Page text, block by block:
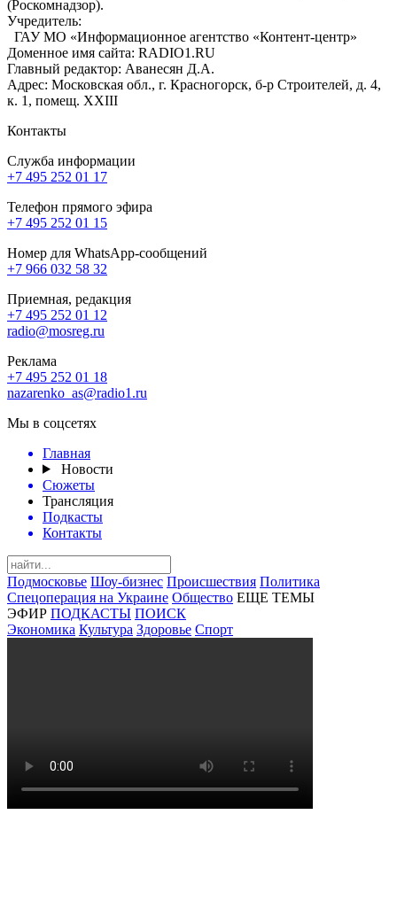
(Роскомнадзор).
Учредитель:
ГАУ МО «Информационное агентство «Контент-центр»
Доменное имя сайта: RADIO1.RU
Главный редактор: Аванесян Д.А.
Адрес: Московская обл., г. Красногорск, б-р Строителей, д. 4,
к. 1, помещ. XXIII
Контакты
Служба информации
+7 495 252 01 17
Телефон прямого эфира
+7 495 252 01 15
Номер для WhatsApp-сообщений
+7 966 032 58 32
Приемная, редакция
+7 495 252 01 12
radio@mosreg.ru
Реклама
+7 495 252 01 18
nazarenko_as@radio1.ru
Мы в соцсетях
Главная
Новости
Сюжеты
Трансляция
Подкасты
Контакты
Подмосковье Шоу-бизнес Происшествия Политика
Спецоперация на Украине Общество ЕЩЕ ТЕМЫ
ЭФИР ПОДКАСТЫ ПОИСК
Экономика Культура Здоровье Спорт